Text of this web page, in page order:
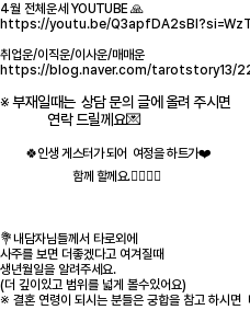
4월 전체운세 YOUTUBE🙏
https://youtu.be/
취업운/이직운/이사운/매매운
https://blog.naver.com/tarotstory13/
※ 부재일때는 상담 문의 글에 올려 주시면
연락 드릴께요💌
🍀인생 게스터가 되어 여정을 하트가❤️
함께 할께요.👨‍❤️‍💋‍👨
💐내담자님들께서 타로외에
사주를 보면 더좋겠다고 여겨질때
생년월일을 알려주세요.
(더 깊이있고 범위를 넓게 볼수있어요)
※ 결혼 연령이 되시는 분들은 궁합을 참고 하시면